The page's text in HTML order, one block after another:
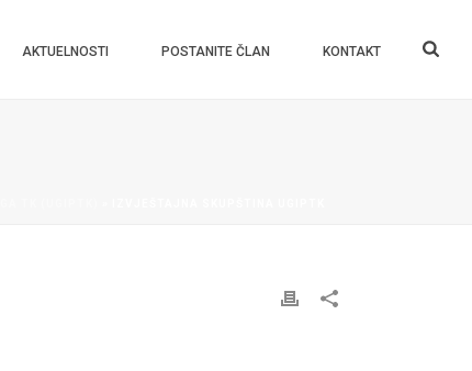
AKTUELNOSTI POSTANITE ČLAN KONTAKT